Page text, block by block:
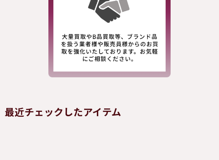
最近チェックしたアイテム